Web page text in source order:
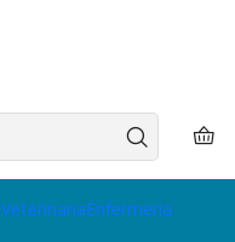
VeterinariaEnfermeria